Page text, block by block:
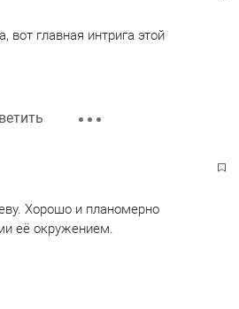
вот главная интрига этой
Хорошо и планомерно
её окружением.